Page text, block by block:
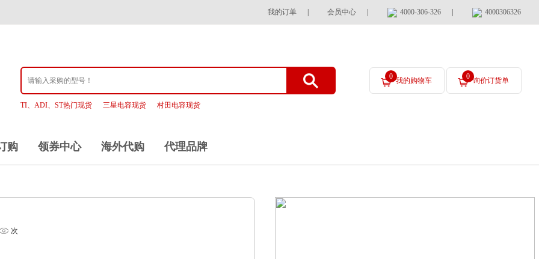
我的订单 会员中心 4000-306-326 4000306326
TI、ADI、ST热门现货 三星电容现货 村田电容现货
0 我的购物车 0 询价订货单
购 领券中心 海外代购 代理品牌
次